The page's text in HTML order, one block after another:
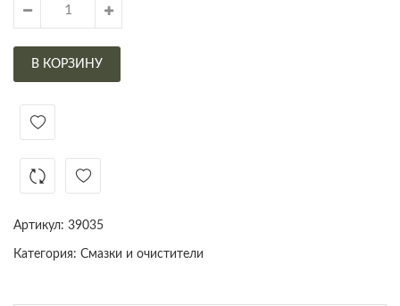
В КОРЗИНУ
Артикул: 39035
Категория: Смазки и очистители